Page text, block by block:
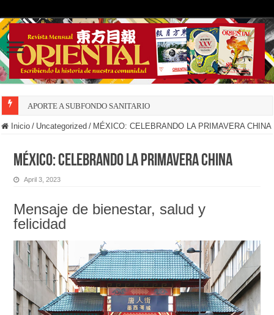
APORTE A SUBFONDO SANITARIO
Inicio / Uncategorized / MÉXICO: CELEBRANDO LA PRIMAVERA CHINA
MÉXICO: CELEBRANDO LA PRIMAVERA CHINA
April 3, 2023
Mensaje de bienestar, salud y
felicidad